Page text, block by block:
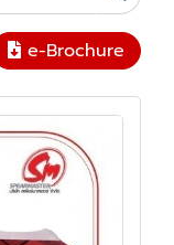
e-Brochure